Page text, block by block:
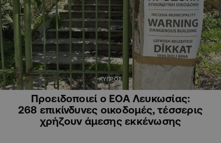
ΚΥΠΡΟΣ
Προειδοποιεί ο ΕΟΑ Λευκωσίας:
268 επικίνδυνες οικοδομές, τέσσερις
χρήζουν άμεσης εκκένωσης